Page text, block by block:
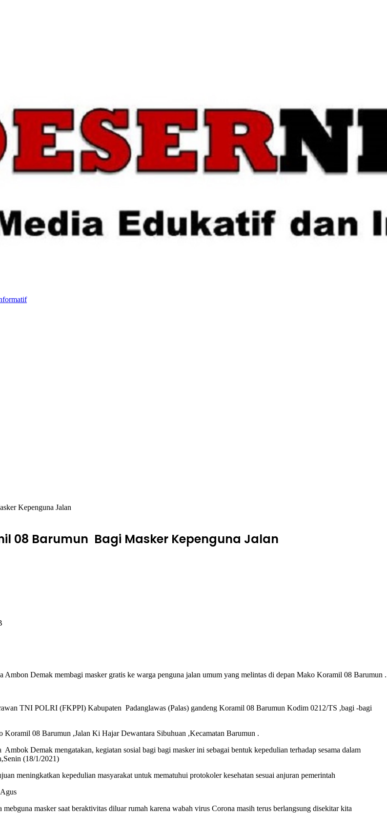
Kepenguna Jalan
08 Barumun Bagi Masker Kepenguna Jalan
Demak membagi masker gratis ke warga penguna jalan umum yang melintas di depan Mako Koramil 08 Barumun .
TNI POLRI (FKPPI) Kabupaten Padanglawas (Palas) gandeng Koramil 08 Barumun Kodim 0212/TS ,bagi -bagi
08 Barumun ,Jalan Ki Hajar Dewantara Sibuhuan ,Kecamatan Barumun .
Demak mengatakan, kegiatan sosial bagi bagi masker ini sebagai bentuk kepedulian terhadap sesama dalam
(18/1/2021)
meningkatkan kepedulian masyarakat untuk mematuhui protokoler kesehatan sesuai anjuran pemerintah
masker saat beraktivitas diluar rumah karena wabah virus Corona masih terus berlangsung disekitar kita